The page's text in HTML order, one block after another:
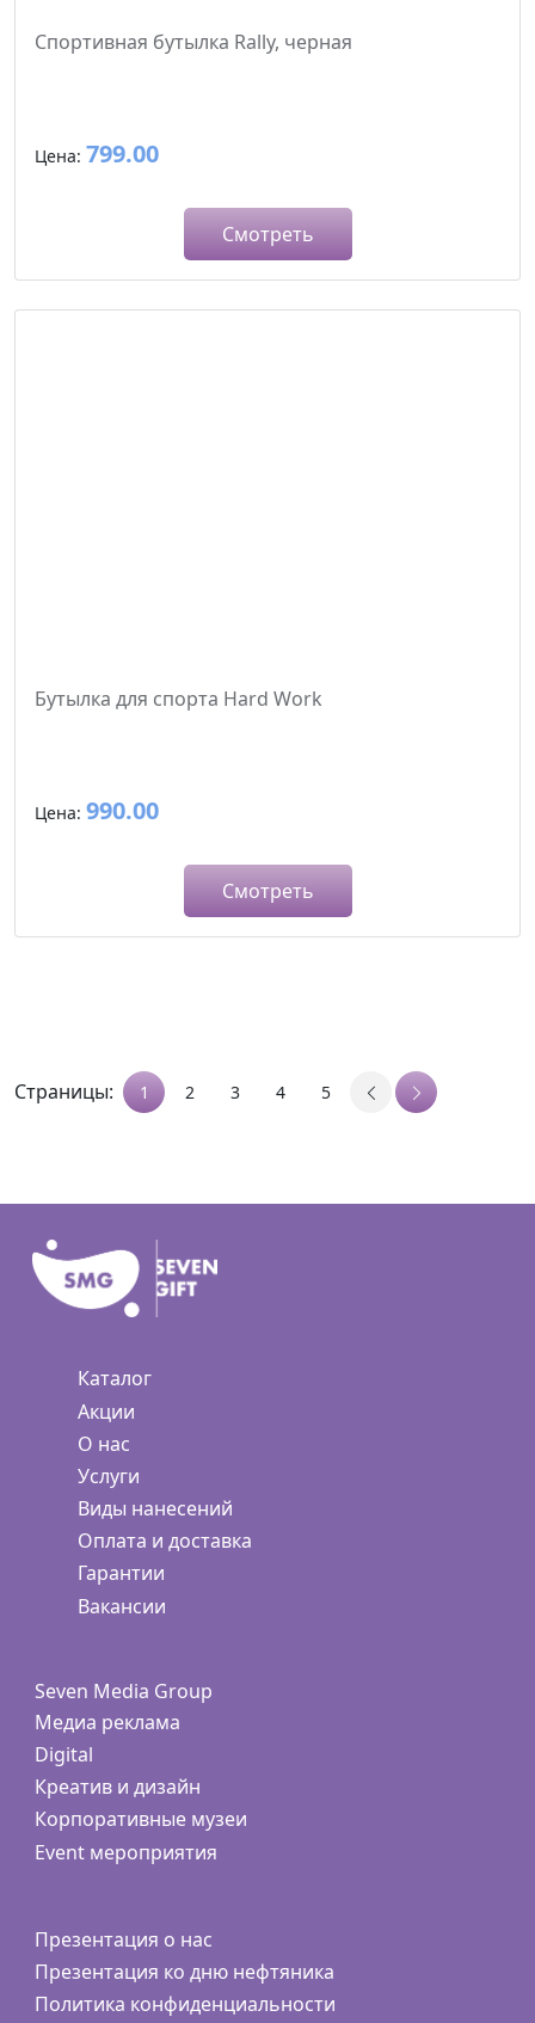
Спортивная бутылка Rally, черная
Цена: 799.00
Смотреть
Бутылка для спорта Hard Work
Цена: 990.00
Смотреть
Страницы: 1 2 3 4 5
Каталог
Акции
О нас
Услуги
Виды нанесений
Оплата и доставка
Гарантии
Вакансии
Seven Media Group
Медиа реклама
Digital
Креатив и дизайн
Корпоративные музеи
Event мероприятия
Презентация о нас
Презентация ко дню нефтяника
Политика конфиденциальности